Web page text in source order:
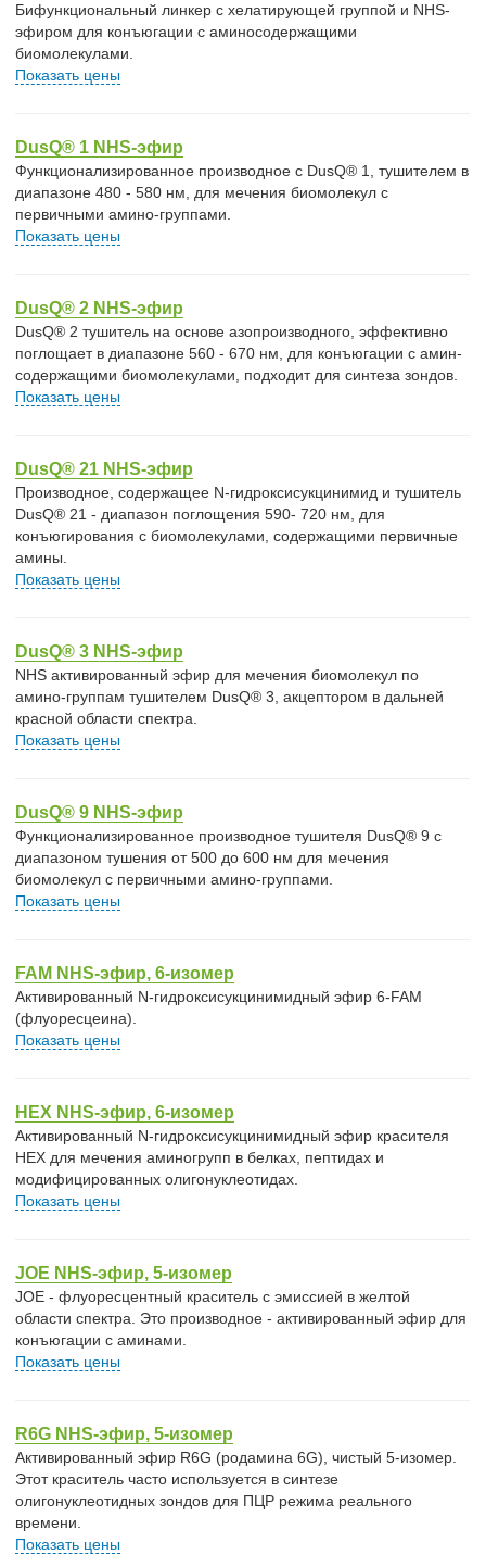
Бифункциональный линкер с хелатирующей группой и NHS-
эфиром для конъюгации с аминосодержащими
биомолекулами.
Показать цены
DusQ® 1 NHS-эфир
Функционализированное производное с DusQ® 1, тушителем в
диапазоне 480 - 580 нм, для мечения биомолекул c
первичными амино-группами.
Показать цены
DusQ® 2 NHS-эфир
DusQ® 2 тушитель на основе азопроизводного, эффективно
поглощает в диапазоне 560 - 670 нм, для конъюгации с амин-
содержащими биомолекулами, подходит для синтеза зондов.
Показать цены
DusQ® 21 NHS-эфир
Производное, содержащее N-гидроксисукцинимид и тушитель
DusQ® 21 - диапазон поглощения 590- 720 нм, для
конъюгирования с биомолекулами, содержащими первичные
амины.
Показать цены
DusQ® 3 NHS-эфир
NHS активированный эфир для мечения биомолекул по
амино-группам тушителем DusQ® 3, акцептором в дальней
красной области спектра.
Показать цены
DusQ® 9 NHS-эфир
Функционализированное производное тушителя DusQ® 9 с
диапазоном тушения от 500 до 600 нм для мечения
биомолекул c первичными амино-группами.
Показать цены
FAM NHS-эфир, 6-изомер
Активированный N-гидроксисукцинимидный эфир 6-FAM
(флуоресцеина).
Показать цены
HEX NHS-эфир, 6-изомер
Активированный N-гидроксисукцинимидный эфир красителя
HEX для мечения аминогрупп в белках, пептидах и
модифицированных олигонуклеотидах.
Показать цены
JOE NHS-эфир, 5-изомер
JOE - флуоресцентный краситель с эмиссией в желтой
области спектра. Это производное - активированный эфир для
конъюгации с аминами.
Показать цены
R6G NHS-эфир, 5-изомер
Активированный эфир R6G (родамина 6G), чистый 5-изомер.
Этот краситель часто используется в синтезе
олигонуклеотидных зондов для ПЦР режима реального
времени.
Показать цены